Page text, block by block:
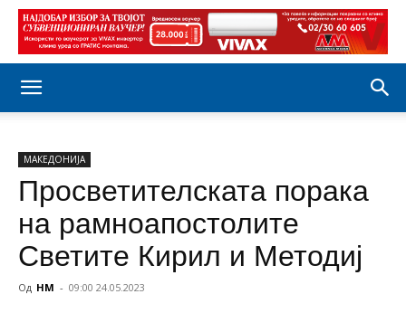
МАКЕДОНИЈА
Просветителската порака
на рамноапостолите
Светите Кирил и Методиј
Од НМ - 09:00 24.05.2023